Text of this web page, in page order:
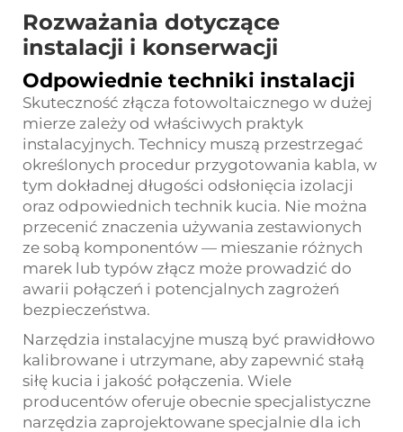
Rozważania dotyczące
instalacji i konserwacji
Odpowiednie techniki instalacji
Skuteczność złącza fotowoltaicznego w dużej
mierze zależy od właściwych praktyk
instalacyjnych. Technicy muszą przestrzegać
określonych procedur przygotowania kabla, w
tym dokładnej długości odsłonięcia izolacji
oraz odpowiednich technik kucia. Nie można
przecenić znaczenia używania zestawionych
ze sobą komponentów — mieszanie różnych
marek lub typów złącz może prowadzić do
awarii połączeń i potencjalnych zagrożeń
bezpieczeństwa.
Narzędzia instalacyjne muszą być prawidłowo
kalibrowane i utrzymane, aby zapewnić stałą
siłę kucia i jakość połączenia. Wiele
producentów oferuje obecnie specjalistyczne
narzędzia zaprojektowane specjalnie dla ich